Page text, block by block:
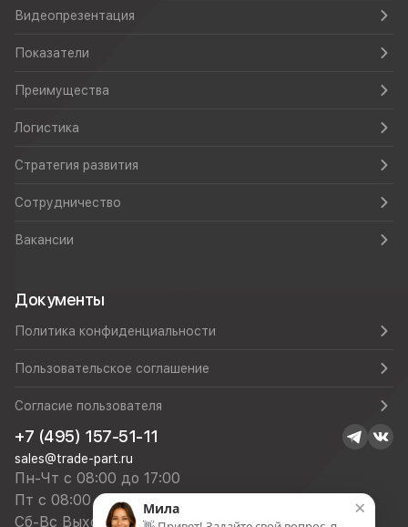
Видеопрезентация
Показатели
Преимущества
Логистика
Стратегия развития
Сотрудничество
Вакансии
Документы
Политика конфиденциальности
Пользовательское соглашение
Согласие пользователя
+7 (495) 157-51-11
sales@trade-part.ru
Пн-Чт с 08:00 до 17:00
Пт с 08:00 до 16:00
Сб-Вс Выходной
×
Мила